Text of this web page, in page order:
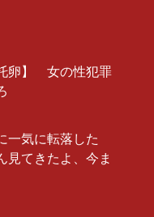
卵】 女の性犯罪
一気に転落した
見てきたよ、今ま